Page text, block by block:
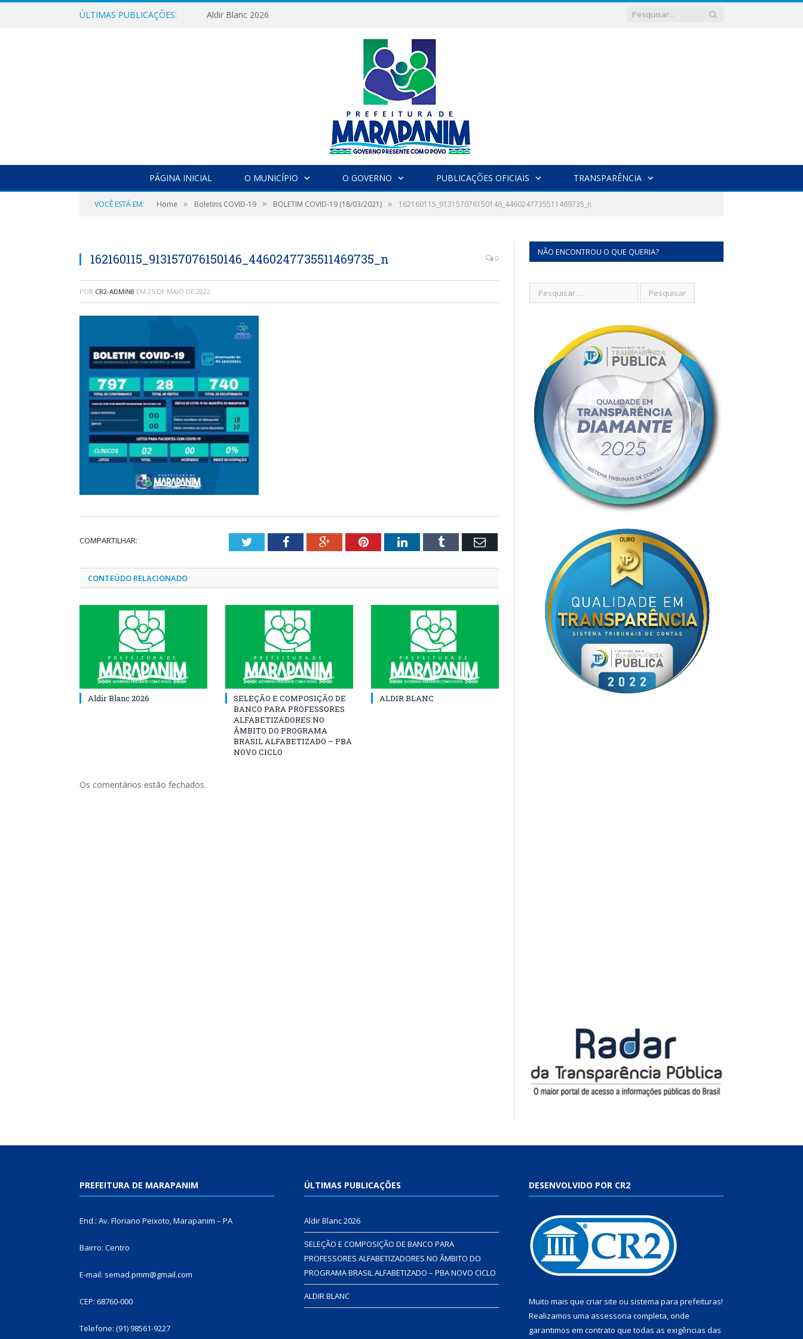
ÚLTIMAS PUBLICAÇÕES: Aldir Blanc 2026
PÁGINA INICIAL O MUNICÍPIO O GOVERNO PUBLICAÇÕES OFICIAIS TRANSPARÊNCIA
VOCÊ ESTÁ EM: Home » Boletins COVID-19 » BOLETIM COVID-19 (18/03/2021) » 162160115_913157076150146_4460247735511469735_n
162160115_913157076150146_4460247735511469735_n 0
POR CR2-ADMIN8 EM 25 DE MAIO DE 2022
COMPARTILHAR: TwitterFacebookGoogle+PinterestLinkedInTumblr Email
CONTEÚDO RELACIONADO
Aldir Blanc 2026
SELEÇÃO E COMPOSIÇÃO DE
BANCO PARA PROFESSORES
ALFABETIZADORES NO
ÂMBITO DO PROGRAMA
BRASIL ALFABETIZADO – PBA
NOVO CICLO
ALDIR BLANC
Os comentários estão fechados.
NÃO ENCONTROU O QUE QUERIA?
PREFEITURA DE MARAPANIM
End.: Av. Floriano Peixoto, Marapanim – PA
Bairro: Centro
E-mail: semad.pmm@gmail.com
CEP: 68760-000
Telefone: (91) 98561-9227
ÚLTIMAS PUBLICAÇÕES
Aldir Blanc 2026
SELEÇÃO E COMPOSIÇÃO DE BANCO PARA
PROFESSORES ALFABETIZADORES NO ÂMBITO DO
PROGRAMA BRASIL ALFABETIZADO – PBA NOVO CICLO
ALDIR BLANC
DESENVOLVIDO POR CR2
Muito mais que criar site ou sistema para prefeituras!
Realizamos uma assessoria completa, onde
garantimos em contrato que todas as exigências das